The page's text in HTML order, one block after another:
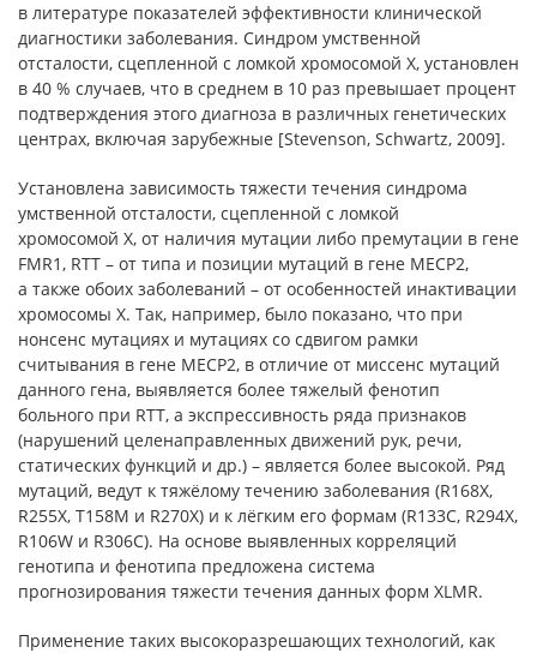
в литературе показателей эффективности клинической
диагностики заболевания. Синдром умственной
отсталости, сцепленной с ломкой хромосомой Х, установлен
в 40 % случаев, что в среднем в 10 раз превышает процент
подтверждения этого диагноза в различных генетических
центрах, включая зарубежные [Stevenson, Schwartz, 2009].
Установлена зависимость тяжести течения синдрома
умственной отсталости, сцепленной с ломкой
хромосомой Х, от наличия мутации либо премутации в гене
FMR1, RTT – от типа и позиции мутаций в гене MECP2,
а также обоих заболеваний – от особенностей инактивации
хромосомы Х. Так, например, было показано, что при
нонсенс мутациях и мутациях со сдвигом рамки
считывания в гене MECP2, в отличие от миссенс мутаций
данного гена, выявляется более тяжелый фенотип
больного при RTT, а экспрессивность ряда признаков
(нарушений целенаправленных движений рук, речи,
статических функций и др.) – является более высокой. Ряд
мутаций, ведут к тяжёлому течению заболевания (R168X,
R255X, T158M и R270X) и к лёгким его формам (R133C, R294X,
R106W и R306C). На основе выявленных корреляций
генотипа и фенотипа предложена система
прогнозирования тяжести течения данных форм XLMR.
Применение таких высокоразрешающих технологий, как